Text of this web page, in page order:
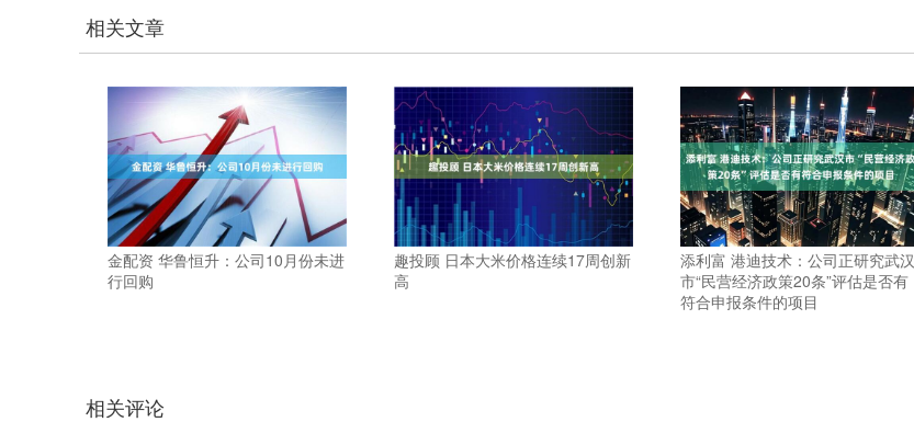
相关文章
金配资 华鲁恒升：公司10月份未进
行回购
趣投顾 日本大米价格连续17周创新
高
添利富 港迪技术：公司正研究武汉
市“民营经济政策20条”评估是否有
符合申报条件的项目
相关评论